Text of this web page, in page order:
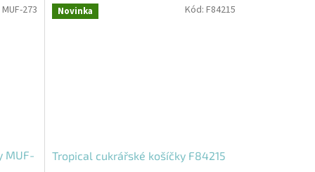
MUF-
MUF-273 Novinka
Tropical cukrářské košíčky F84215
Kód: F84215